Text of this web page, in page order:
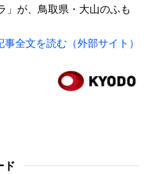
」が、鳥取県・大山のふも
事全文を読む（外部サイト）
ド